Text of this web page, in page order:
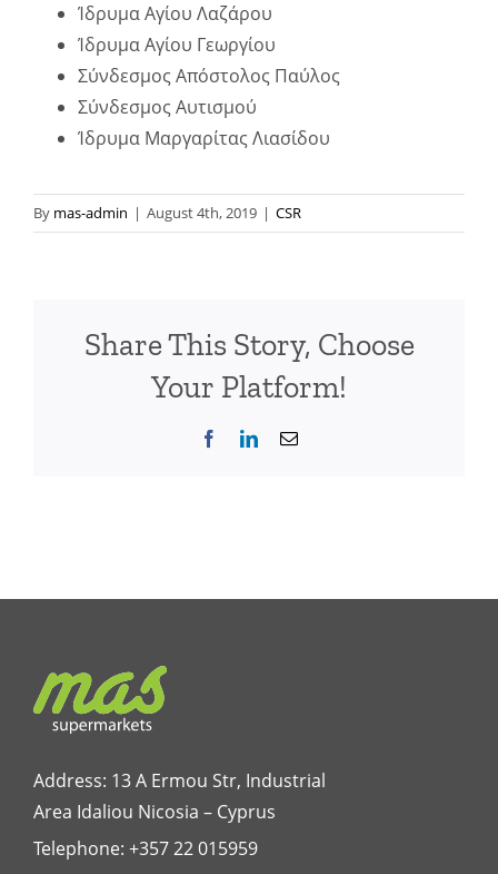
Ίδρυμα Αγίου Λαζάρου
Ίδρυμα Αγίου Γεωργίου
Σύνδεσμος Απόστολος Παύλος
Σύνδεσμος Αυτισμού
Ίδρυμα Μαργαρίτας Λιασίδου
By mas-admin | August 4th, 2019 | CSR
Share This Story, Choose
Your Platform!
FacebookLinkedInEmail
Address: 13 A Ermou Str, Industrial
Area Idaliou Nicosia – Cyprus
Telephone: +357 22 015959